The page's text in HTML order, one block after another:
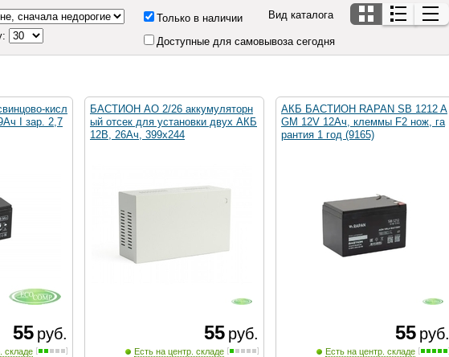
Только в наличии
Доступные для самовывоза сегодня
Вид каталога
кисл
I зар. 2,7
55 руб.
складе
БАСТИОН АО 2/26 аккумуляторн
ый отсек для установки двух АКБ
12В, 26Ач, 399х244
55 руб.
Есть на центр. складе
АКБ БАСТИОН RAPAN SB 1212 A
GM 12V 12Ач, клеммы F2 нож, га
рантия 1 год (9165)
55 руб.
Есть на центр. складе